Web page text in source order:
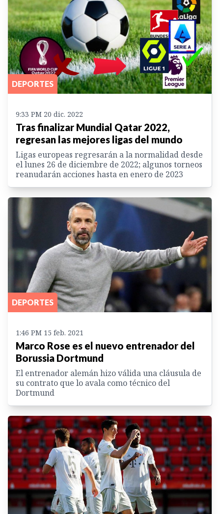
DEPORTES
9:33 PM 20 dic. 2022
Tras finalizar Mundial Qatar 2022,
regresan las mejores ligas del mundo
Ligas europeas regresarán a la normalidad desde
el lunes 26 de diciembre de 2022; algunos torneos
reanudarán acciones hasta en enero de 2023
DEPORTES
1:46 PM 15 feb. 2021
Marco Rose es el nuevo entrenador del
Borussia Dortmund
El entrenador alemán hizo válida una cláusula de
su contrato que lo avala como técnico del
Dortmund